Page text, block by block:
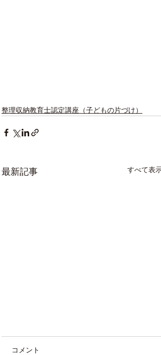
整理収納教育士認定講座（子どもの片づけ）
最新記事 すべて表示
コメント